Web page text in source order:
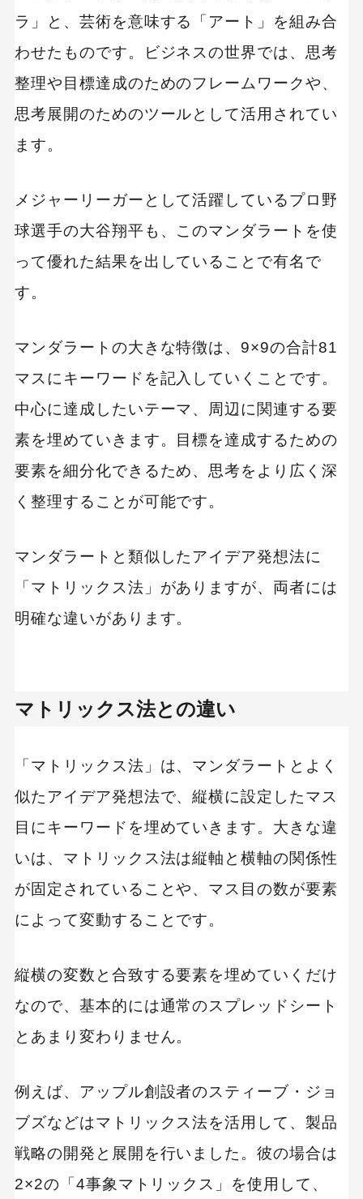
ラ」と、芸術を意味する「アート」を組み合
わせたものです。ビジネスの世界では、思考
整理や目標達成のためのフレームワークや、
思考展開のためのツールとして活用されてい
ます。
メジャーリーガーとして活躍しているプロ野
球選手の大谷翔平も、このマンダラートを使
って優れた結果を出していることで有名で
す。
マンダラートの大きな特徴は、9×9の合計81
マスにキーワードを記入していくことです。
中心に達成したいテーマ、周辺に関連する要
素を埋めていきます。目標を達成するための
要素を細分化できるため、思考をより広く深
く整理することが可能です。
マンダラートと類似したアイデア発想法に
「マトリックス法」がありますが、両者には
明確な違いがあります。
マトリックス法との違い
「マトリックス法」は、マンダラートとよく
似たアイデア発想法で、縦横に設定したマス
目にキーワードを埋めていきます。大きな違
いは、マトリックス法は縦軸と横軸の関係性
が固定されていることや、マス目の数が要素
によって変動することです。
縦横の変数と合致する要素を埋めていくだけ
なので、基本的には通常のスプレッドシート
とあまり変わりません。
例えば、アップル創設者のスティーブ・ジョ
ブズなどはマトリックス法を活用して、製品
戦略の開発と展開を行いました。彼の場合は
2×2の「4事象マトリックス」を使用して、